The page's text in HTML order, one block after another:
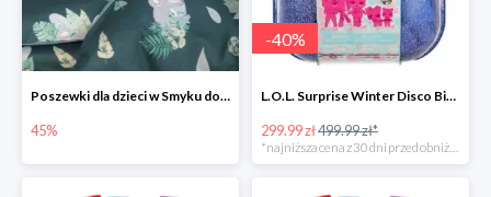
Poszewki dla dzieci w Smyku do -45%
45%
-40%
L.O.L. Surprise Winter Disco Bigger Surprise Zestaw laleczek w walizce -40%
299.99 zł499.99 zł*